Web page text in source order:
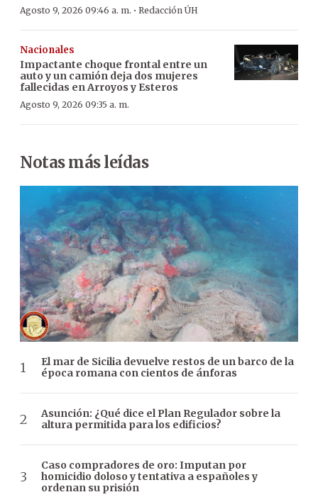
Agosto 9, 2026 09:46 a. m. · Redacción ÚH
Nacionales
Impactante choque frontal entre un
auto y un camión deja dos mujeres
fallecidas en Arroyos y Esteros
Agosto 9, 2026 09:35 a. m.
Notas más leídas
El mar de Sicilia devuelve restos de un barco de la
época romana con cientos de ánforas
Asunción: ¿Qué dice el Plan Regulador sobre la
altura permitida para los edificios?
Caso compradores de oro: Imputan por
homicidio doloso y tentativa a españoles y
ordenan su prisión